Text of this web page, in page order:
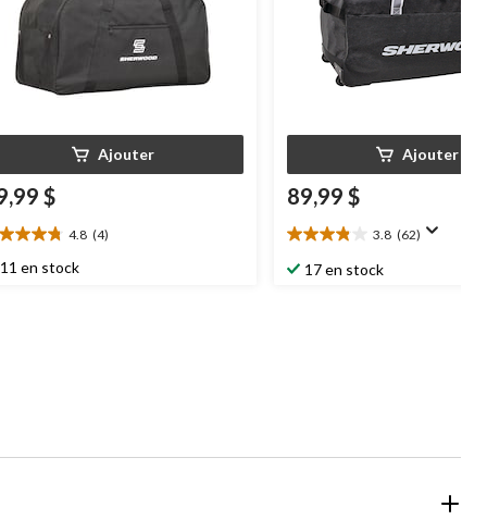
Ajouter
$
4.8 (4)
11 en stock
Ajouter
89,99 $
3.8 (62)
3.8
étoile(s)
17 en stock